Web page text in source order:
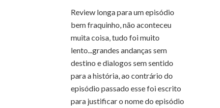
Review longa para um episódio
bem fraquinho, não aconteceu
muita coisa, tudo foi muito
lento...grandes andanças sem
destino e dialogos sem sentido
para a história, ao contrário do
episódio passado esse foi escrito
para justificar o nome do episódio